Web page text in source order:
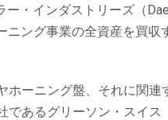
・インダストリーズ（
ング事業の全資産を買収
ーニング盤、それに関
あるグリーソン・スイ